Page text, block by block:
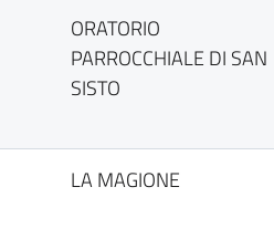
ORATORIO
PARROCCHIALE DI SAN
SISTO
LA MAGIONE